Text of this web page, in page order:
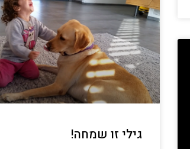
גילי זו שמחה!